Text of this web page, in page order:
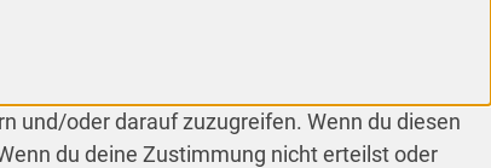
und/oder darauf zuzugreifen. Wenn du diesen
du deine Zustimmung nicht erteilst oder